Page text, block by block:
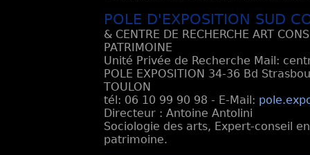
POLE D'EXPOSITION SUD
& CENTRE DE RECHERCHE ART
PATRIMOINE
Unité Privée de Recherche Mail:
POLE EXPOSITION 34-36 Bd
TOULON
tél: 06 10 99 90 98 - E-Mail:
Directeur : Antoine Antolini
Sociologie des arts, Expert-conseil
patrimoine.